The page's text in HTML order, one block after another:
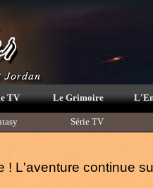
TV Le Grimoire
Série TV
! L'aventure continue